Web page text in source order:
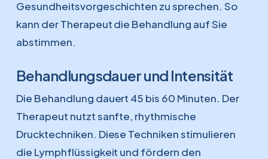
Gesundheitsvorgeschichten zu sprechen. So
kann der Therapeut die Behandlung auf Sie
abstimmen.
Behandlungsdauer und Intensität
Die Behandlung dauert 45 bis 60 Minuten. Der
Therapeut nutzt sanfte, rhythmische
Drucktechniken. Diese Techniken stimulieren
die Lymphflüssigkeit und fördern den